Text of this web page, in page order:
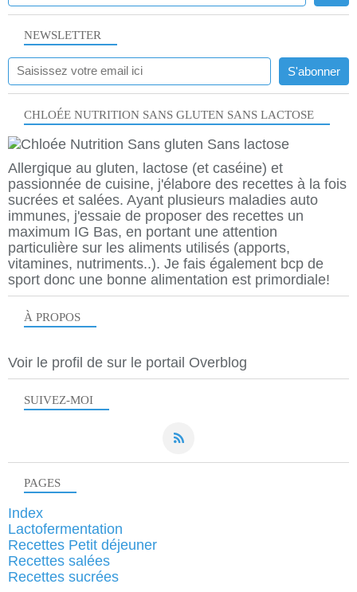
NEWSLETTER
SUIVEZ-MOI
CHLOÉE NUTRITION SANS GLUTEN SANS LACTOSE
Allergique au gluten, lactose (et caséine) et
passionnée de cuisine, j'élabore des recettes à la fois
sucrées et salées. Ayant plusieurs maladies auto
immunes, j'essaie de proposer des recettes un
maximum IG Bas, en portant une attention
particulière sur les aliments utilisés (apports,
vitamines, nutriments..). Je fais également bcp de
sport donc une bonne alimentation est primordiale!
À PROPOS
Voir le profil de sur le portail Overblog
PAGES
Index
Lactofermentation
Recettes Petit déjeuner
Recettes salées
Recettes sucrées